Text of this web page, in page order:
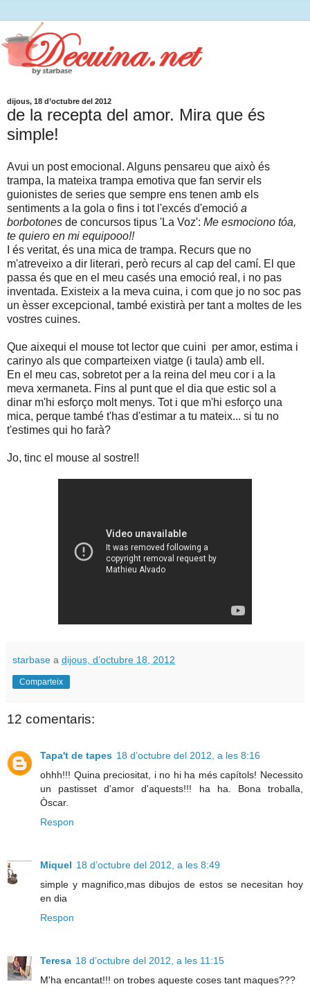
dijous, 18 d’octubre del 2012
de la recepta del amor. Mira que és
simple!
Avui un post emocional. Alguns pensareu que això és
trampa, la mateixa trampa emotiva que fan servir els
guionistes de series que sempre ens tenen amb els
sentiments a la gola o fins i tot l'excés d'emoció a
borbotones de concursos tipus 'La Voz': Me esmociono tóa,
te quiero en mi equipooo!!
I és veritat, és una mica de trampa. Recurs que no
m'atreveixo a dir literari, però recurs al cap del camí. El que
passa és que en el meu casés una emoció real, i no pas
inventada. Existeix a la meva cuina, i com que jo no soc pas
un èsser excepcional, també existirà per tant a moltes de les
vostres cuines.
Que aixequi el mouse tot lector que cuini per amor, estima i
carinyo als que comparteixen viatge (i taula) amb ell.
En el meu cas, sobretot per a la reina del meu cor i a la
meva xermaneta. Fins al punt que el dia que estic sol a
dinar m'hi esforço molt menys. Tot i que m'hi esforço una
mica, perque també t'has d'estimar a tu mateix... si tu no
t'estimes qui ho farà?
Jo, tinc el mouse al sostre!!
starbase a dijous, d’octubre 18, 2012
Comparteix
12 comentaris:
Tapa't de tapes 18 d’octubre del 2012, a les 8:16
ohhh!!! Quina preciositat, i no hi ha més capítols! Necessito
un pastisset d'amor d'aquests!!! ha ha. Bona troballa,
Òscar.
Respon
Miquel 18 d’octubre del 2012, a les 8:49
simple y magnifico,mas dibujos de estos se necesitan hoy
en dia
Respon
Teresa 18 d’octubre del 2012, a les 11:15
M'ha encantat!!! on trobes aqueste coses tant maques???